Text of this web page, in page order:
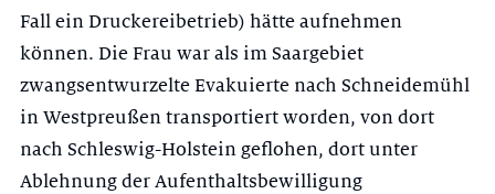
Fall ein Druckereibetrieb) hätte aufnehmen
können. Die Frau war als im Saargebiet
zwangsentwurzelte Evakuierte nach Schneidemühl
in Westpreußen transportiert worden, von dort
nach Schles­wig-Holstein geflohen, dort unter
Ablehnung der Aufenthaltsbewilligung